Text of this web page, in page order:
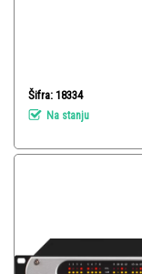
Šifra: 18334
Na stanju